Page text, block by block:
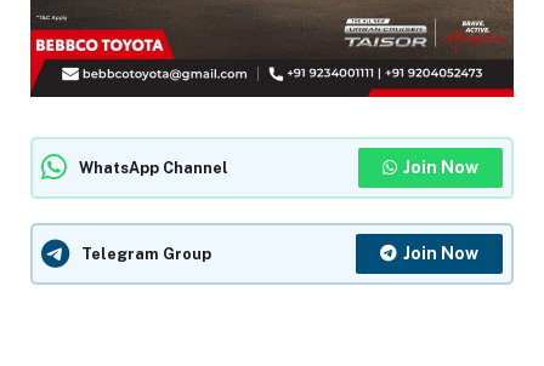
WhatsApp Channel Join Now
Telegram Group Join Now